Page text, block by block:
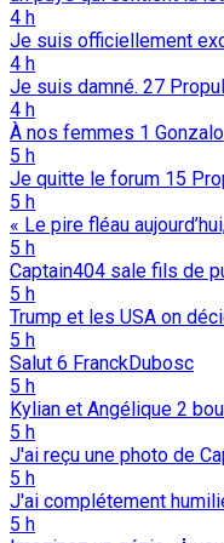
4 h
Je suis officiellement
4 h
Je suis damné. 27
4 h
À nos femmes 1 Gonzalo
5 h
Je quitte le forum 15
5 h
« Le pire fléau
5 h
Captain404 sale fils de
5 h
Trump et les USA on
5 h
Salut 6 FranckDubosc
5 h
Kylian et Angélique 2
5 h
J'ai reçu une photo de
5 h
J'ai complétement
5 h